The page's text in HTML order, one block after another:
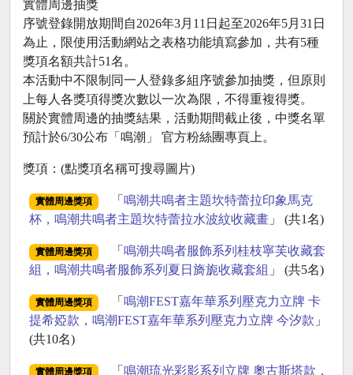
實體周邊抽獎
序號登錄開放期間自2026年3月11日起至2026年5月31日
為止，限使用活動網站之表格功能填寫參加，共有5種
獎項名額共計51名。
本活動中不限制同一人登錄多組序號參加抽獎，但原則
上每人各獎項得獎次數以一次為限，不得重複得獎。
關於實體周邊的抽獎結果，活動期間截止後，中獎名單
預計於6/30公布「鳴潮」 官方粉絲團專頁上。
獎項：(點獎項名稱可搜尋圖片)
實體周邊獎項 「 鳴潮共鳴者主題坎特蕾拉印象馬克
杯，鳴潮共鳴者主題坎特蕾拉水波紋收藏畫 」 (共1名)
實體周邊獎項 「 鳴潮共鳴者服飾系列桂枝寧芙收藏套
組，鳴潮共鳴者服飾系列夏日旖旎收藏套組 」 (共5名)
實體周邊獎項 「 鳴潮FEST嘉年華系列壓克力立牌 卡
提希婭款，鳴潮FEST嘉年華系列壓克力立牌 今汐款 」
(共10名)
實體周邊獎項 「 鳴潮琉光彩影系列立牌 奧古斯塔款，